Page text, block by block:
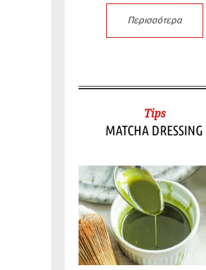
Περισσότερα
Tips
MATCHA DRESSING